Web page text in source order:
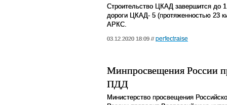
Строительство ЦКАД завершится до
дороги ЦКАД- 5 (протяженностью 23
АРКС.
03.12.2020 18:09 // perfectraise
Минпросвещения России
ПДД
Министерство просвещения